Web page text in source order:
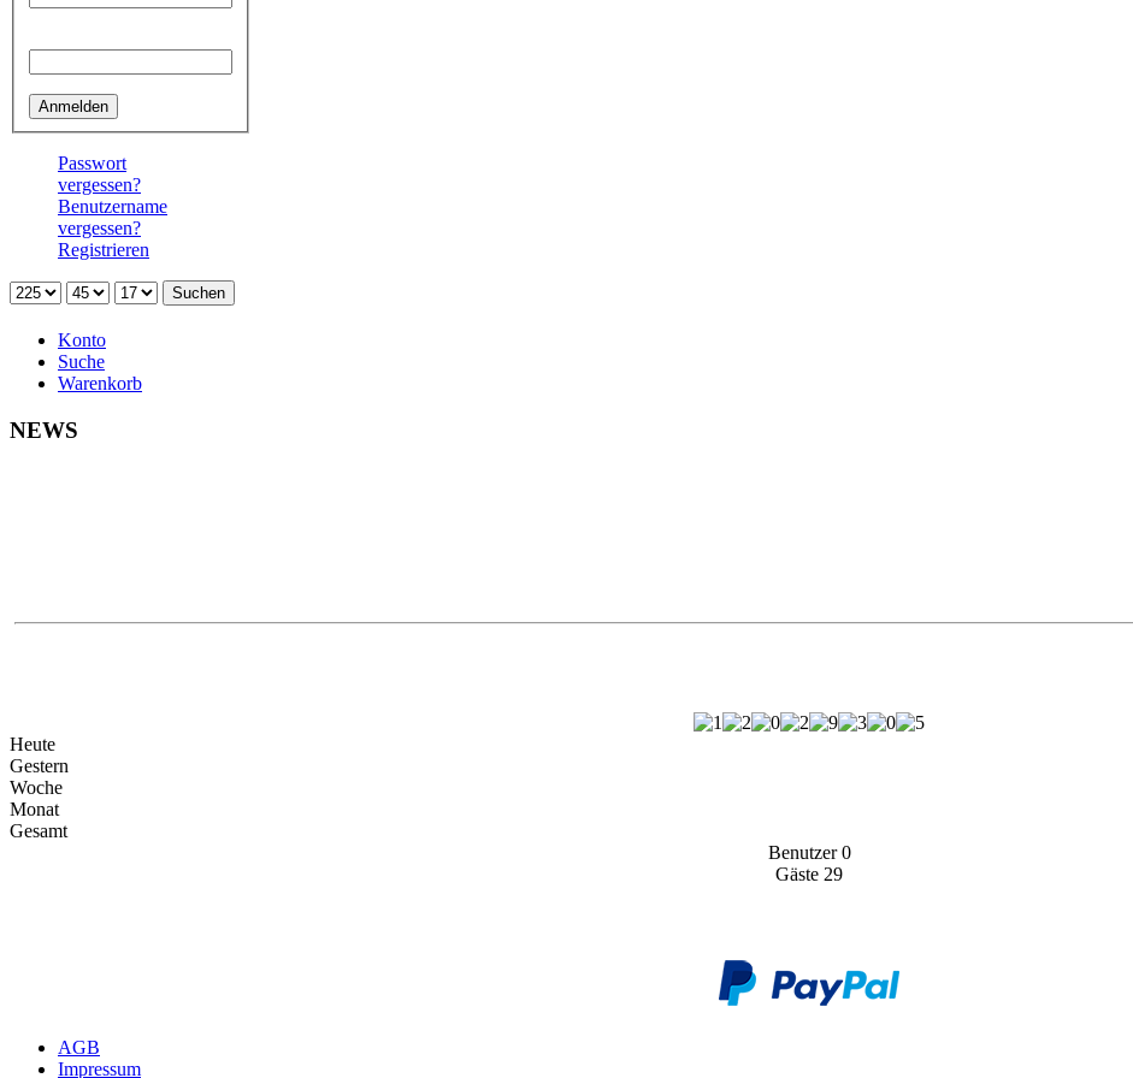
Passwort
vergessen?
Benutzername
vergessen?
Registrieren
Konto
Suche
Warenkorb
NEWS
Heute
Gestern
Woche
Monat
Gesamt
Benutzer 0
Gäste 29
AGB
Impressum